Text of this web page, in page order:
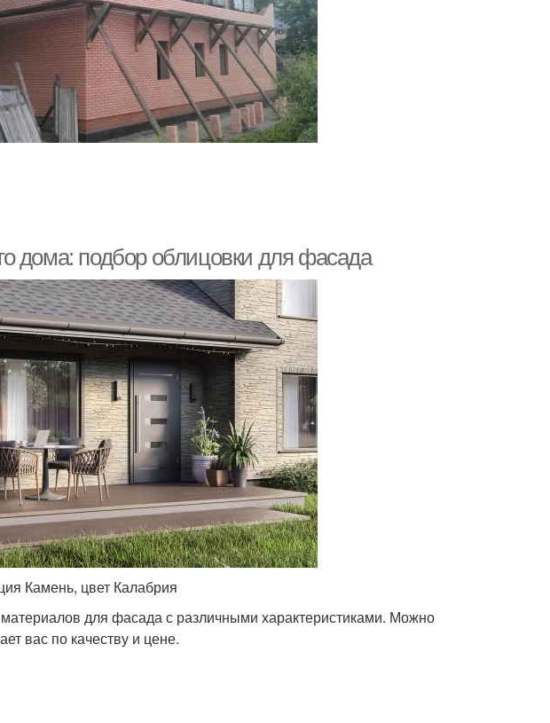
дома: подбор облицовки для фасада
Камень, цвет Калабрия
для фасада с различными характеристиками. Можно
вас по качеству и цене.